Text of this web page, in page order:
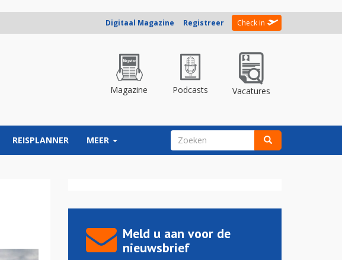
Digitaal Magazine Registreer Check in
Magazine Podcasts Vacatures
REISPLANNER MEER ZOEKVELD
Meld u aan voor de
nieuwsbrief